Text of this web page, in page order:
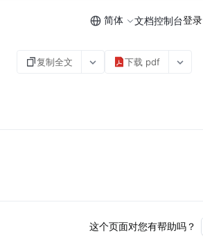
简体 文档控制台登录
复制全文 下载 pdf
这个页面对您有帮助吗？